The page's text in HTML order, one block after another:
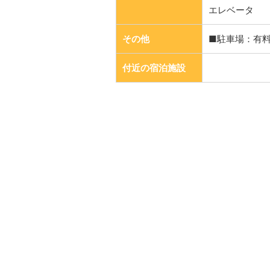
エレベータ
その他 ■駐車場：有
付近の宿泊施設